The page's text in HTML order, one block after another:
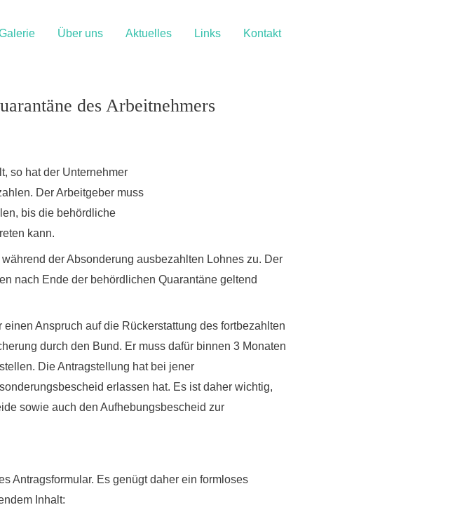
Über uns Aktuelles Links Kontakt
des Arbeitnehmers
so hat der Unternehmer
Der Arbeitgeber muss
bis die behördliche
kann.
der Absonderung ausbezahlten Lohnes zu. Der
nach Ende der behördlichen Quarantäne geltend
Anspruch auf die Rückerstattung des fortbezahlten
durch den Bund. Er muss dafür binnen 3 Monaten
Die Antragstellung hat bei jener
erlassen hat. Es ist daher wichtig,
sowie auch den Aufhebungsbescheid zur
Antragsformular. Es genügt daher ein formloses
Inhalt: